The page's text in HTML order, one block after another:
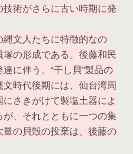
術がさらに古い時期に発
文人たちに特徴的なの
の形成である。後藤和民
に伴う、“干し貝”製品の
時代後期には、仙台湾周
さきがけて製塩土器によ
、それとともに一つの集
の貝殻の投棄は、後藤の